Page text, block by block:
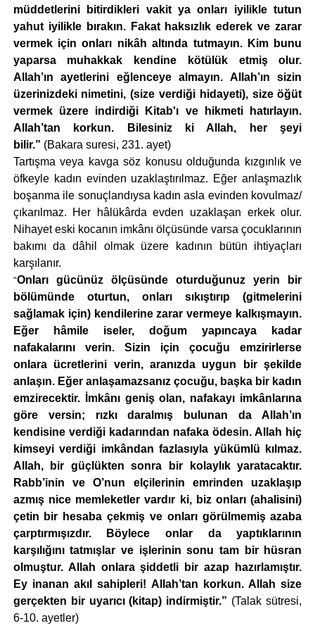
müddetlerini bitirdikleri vakit ya onları iyilikle tutun
yahut iyilikle bırakın. Fakat haksızlık ederek ve zarar
vermek için onları nikâh altında tutmayın. Kim bunu
yaparsa muhakkak kendine kötülük etmiş olur.
Allah’ın ayetlerini eğlenceye almayın. Allah’ın sizin
üzerinizdeki nimetini, (size verdiği hidayeti), size öğüt
vermek üzere indirdiği Kitab'ı ve hikmeti hatırlayın.
Allah’tan korkun. Bilesiniz ki Allah, her şeyi
bilir.” (Bakara suresi, 231. ayet)
Tartışma veya kavga söz konusu olduğunda kızgınlık ve
öfkeyle kadın evinden uzaklaştırılmaz. Eğer anlaşmazlık
boşanma ile sonuçlandıysa kadın asla evinden kovulmaz/
çıkarılmaz. Her hâlükârda evden uzaklaşan erkek olur.
Nihayet eski kocanın imkânı ölçüsünde varsa çocuklarının
bakımı da dâhil olmak üzere kadının bütün ihtiyaçları
karşılanır.
“Onları gücünüz ölçüsünde oturduğunuz yerin bir
bölümünde oturtun, onları sıkıştırıp (gitmelerini
sağlamak için) kendilerine zarar vermeye kalkışmayın.
Eğer hâmile iseler, doğum yapıncaya kadar
nafakalarını verin. Sizin için çocuğu emzirirlerse
onlara ücretlerini verin, aranızda uygun bir şekilde
anlaşın. Eğer anlaşamazsanız çocuğu, başka bir kadın
emzirecektir. İmkânı geniş olan, nafakayı imkânlarına
göre versin; rızkı daralmış bulunan da Allah’ın
kendisine verdiği kadarından nafaka ödesin. Allah hiç
kimseyi verdiği imkândan fazlasıyla yükümlü kılmaz.
Allah, bir güçlükten sonra bir kolaylık yaratacaktır.
Rabb’inin ve O’nun elçilerinin emrinden uzaklaşıp
azmış nice memleketler vardır ki, biz onları (ahalisini)
çetin bir hesaba çekmiş ve onları görülmemiş azaba
çarptırmışızdır. Böylece onlar da yaptıklarının
karşılığını tatmışlar ve işlerinin sonu tam bir hüsran
olmuştur. Allah onlara şiddetli bir azap hazırlamıştır.
Ey inanan akıl sahipleri! Allah’tan korkun. Allah size
gerçekten bir uyarıcı (kitap) indirmiştir.” (Talak sütresi,
6-10. ayetler)